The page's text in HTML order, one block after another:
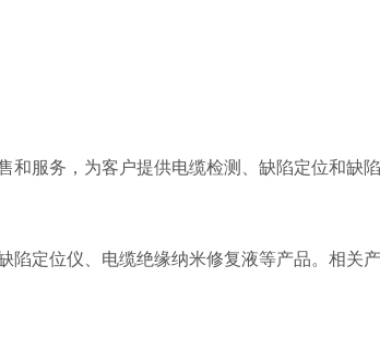
服务，为客户提供电缆检测、缺陷定位和缺
定位仪、电缆绝缘纳米修复液等产品。相关